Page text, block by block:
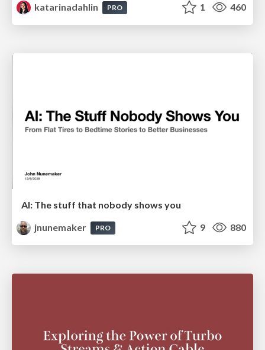
katarinadahlin
PRO 1 460
AI: The stuff that nobody shows you
jnunemaker
PRO 9 880